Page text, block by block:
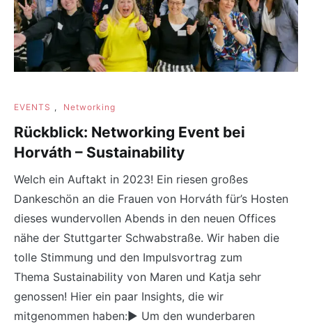
EVENTS , Networking
Rückblick: Networking Event bei
Horváth – Sustainability
Welch ein Auftakt in 2023! Ein riesen großes
Dankeschön an die Frauen von Horváth für’s Hosten
dieses wundervollen Abends in den neuen Offices
nähe der Stuttgarter Schwabstraße. Wir haben die
tolle Stimmung und den Impulsvortrag zum
Thema Sustainability von Maren und Katja sehr
genossen! Hier ein paar Insights, die wir
mitgenommen haben:▶ Um den wunderbaren